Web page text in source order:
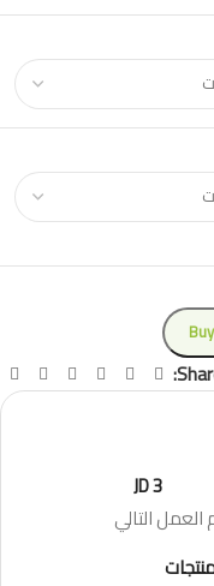
العمل التالي
3 JD